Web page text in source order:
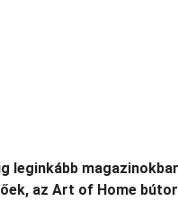
leginkább
az Art of Home